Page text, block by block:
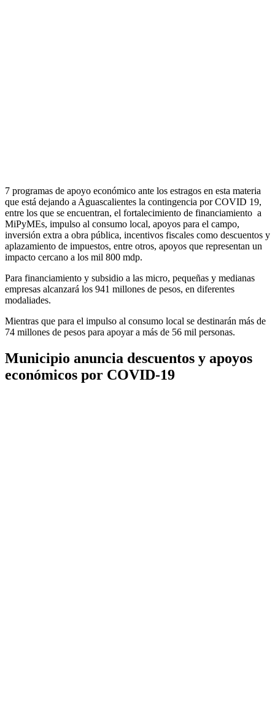
7 programas de apoyo económico ante los estragos en esta materia
que está dejando a Aguascalientes la contingencia por COVID 19,
entre los que se encuentran, el fortalecimiento de financiamiento a
MiPyMEs, impulso al consumo local, apoyos para el campo,
inversión extra a obra pública, incentivos fiscales como descuentos y
aplazamiento de impuestos, entre otros, apoyos que representan un
impacto cercano a los mil 800 mdp.
Para financiamiento y subsidio a las micro, pequeñas y medianas
empresas alcanzará los 941 millones de pesos, en diferentes
modaliades.
Mientras que para el impulso al consumo local se destinarán más de
74 millones de pesos para apoyar a más de 56 mil personas.
Municipio anuncia descuentos y apoyos
económicos por COVID-19